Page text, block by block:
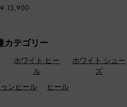
ピューター
¥ 13,900
カテゴリー
ホワイト ヒー
ル
ホワイト シュー
ズ
ンヒール
ヒール